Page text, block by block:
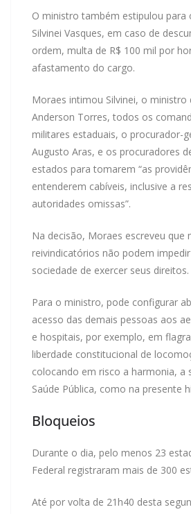
O ministro também estipulou para
Silvinei Vasques, em caso de
ordem, multa de R$ 100 mil por
afastamento do cargo.
Moraes intimou Silvinei, o ministro
Anderson Torres, todos os
militares estaduais, o procurador-
Augusto Aras, e os procuradores
estados para tomarem “as
entenderem cabíveis, inclusive a
autoridades omissas”.
Na decisão, Moraes escreveu que
reivindicatórios não podem
sociedade de exercer seus direitos.
Para o ministro, pode configurar
acesso das demais pessoas aos
e hospitais, por exemplo, em
liberdade constitucional de
colocando em risco a harmonia, a
Saúde Pública, como na presente
Bloqueios
Durante o dia, pelo menos 23
Federal registraram mais de 300
Até por volta de 21h40 desta